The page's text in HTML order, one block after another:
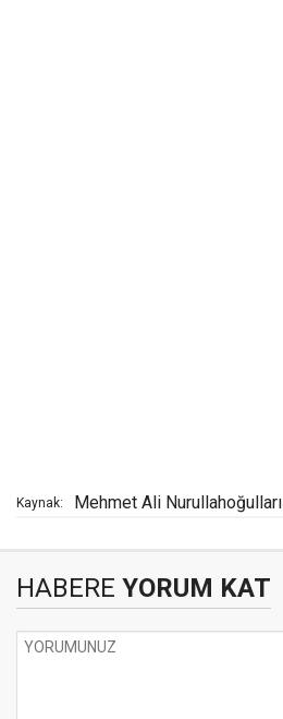
Kaynak: Mehmet Ali Nurullahoğulları
HABERE YORUM KAT